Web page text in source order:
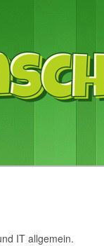
IT allgemein.